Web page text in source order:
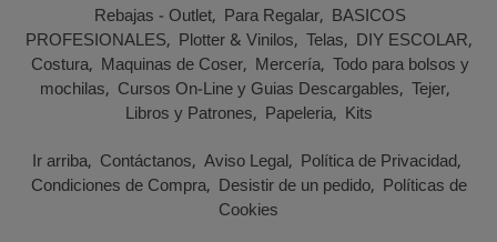
Rebajas - Outlet Para Regalar BASICOS
PROFESIONALES Plotter & Vinilos Telas DIY ESCOLAR
Costura Maquinas de Coser Mercería Todo para bolsos y
mochilas Cursos On-Line y Guias Descargables Tejer
Libros y Patrones Papeleria Kits
Ir arriba Contáctanos Aviso Legal Política de Privacidad
Condiciones de Compra Desistir de un pedido Políticas de
Cookies